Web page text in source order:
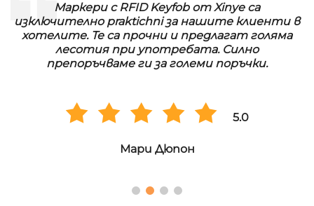
Маркери с RFID Keyfob от Xinye са
изключително praktichni за нашите клиенти в
хотелите. Те са прочни и предлагат голяма
лесотия при употребата. Силно
препоръчваме ги за големи поръчки.
5.0
Мари Дюпон